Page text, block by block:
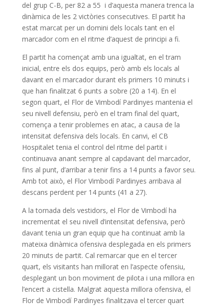
del grup C-B, per 82 a 55 i d’aquesta manera trenca la
dinàmica de les 2 victòries consecutives. El partit ha
estat marcat per un domini dels locals tant en el
marcador com en el ritme d’aquest de principi a fi.
El partit ha començat amb una igualtat, en el tram
inicial, entre els dos equips, però amb els locals al
davant en el marcador durant els primers 10 minuts i
que han finalitzat 6 punts a sobre (20 a 14). En el
segon quart, el Flor de Vimbodí Pardinyes mantenia el
seu nivell defensiu, però en el tram final del quart,
comença a tenir problemes en atac, a causa de la
intensitat defensiva dels locals. En canvi, el CB
Hospitalet tenia el control del ritme del partit i
continuava anant sempre al capdavant del marcador,
fins al punt, d’arribar a tenir fins a 14 punts a favor seu.
Amb tot això, el Flor Vimbodí Pardinyes arribava al
descans perdent per 14 punts (41 a 27).
A la tornada dels vestidors, el Flor de Vimbodí ha
incrementat el seu nivell d’intensitat defensiva, però
davant tenia un gran equip que ha continuat amb la
mateixa dinàmica ofensiva desplegada en els primers
20 minuts de partit. Cal remarcar que en el tercer
quart, els visitants han millorat en l’aspecte ofensiu,
desplegant un bon moviment de pilota i una millora en
l’encert a cistella. Malgrat aquesta millora ofensiva, el
Flor de Vimbodí Pardinyes finalitzava el tercer quart